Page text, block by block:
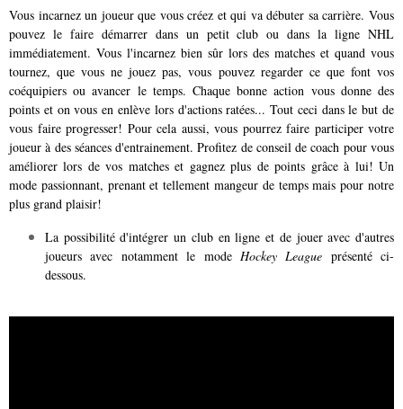
Vous incarnez un joueur que vous créez et qui va débuter sa carrière. Vous
pouvez le faire démarrer dans un petit club ou dans la ligne NHL
immédiatement. Vous l'incarnez bien sûr lors des matches et quand vous
tournez, que vous ne jouez pas, vous pouvez regarder ce que font vos
coéquipiers ou avancer le temps. Chaque bonne action vous donne des
points et on vous en enlève lors d'actions ratées... Tout ceci dans le but de
vous faire progresser! Pour cela aussi, vous pourrez faire participer votre
joueur à des séances d'entrainement. Profitez de conseil de coach pour vous
améliorer lors de vos matches et gagnez plus de points grâce à lui! Un
mode passionnant, prenant et tellement mangeur de temps mais pour notre
plus grand plaisir!
La possibilité d'intégrer un club en ligne et de jouer avec d'autres
joueurs avec notamment le mode Hockey League présenté ci-
dessous.